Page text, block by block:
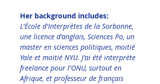
Her background includes:
L'École d'Interprètes de la Sorbonne,
une licence d'anglais, Sciences Po, un
master en sciences politiques, moitié
Yale et moitié NYU. J'ai été interprète
freelance pour l'ONU, surtout en
Afrique, et professeur de français